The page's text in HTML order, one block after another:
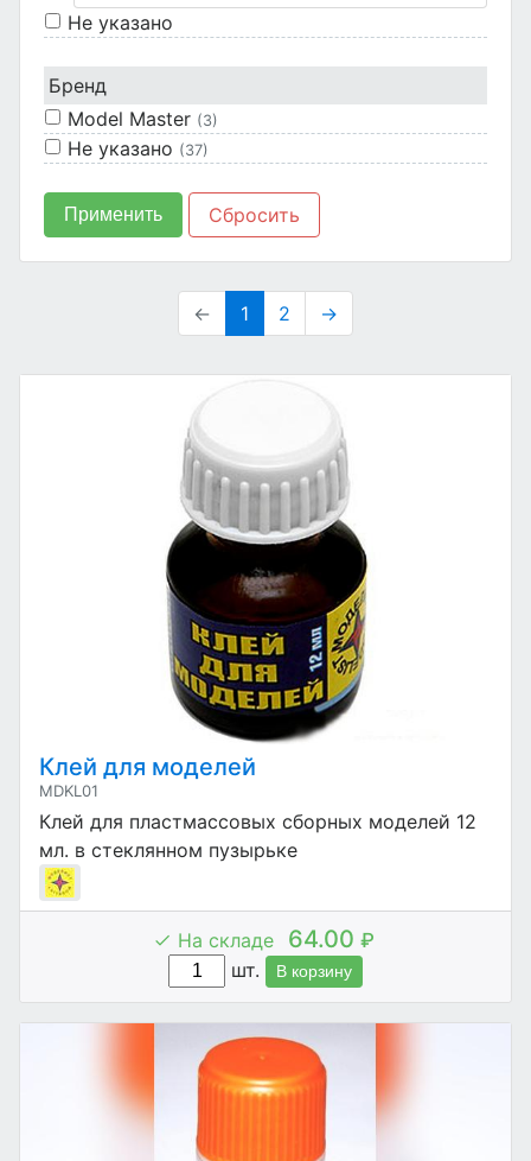
Не указано
Бренд
Model Master (3)
Не указано (37)
Применить Сбросить
← 1 2 →
Клей для моделей
MDKL01
Клей для пластмассовых сборных моделей 12
мл. в стеклянном пузырьке
На складе 64.00 ₽
шт.
В корзину